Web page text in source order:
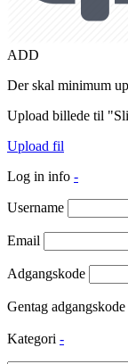
ADD
Der skal minimum
Upload billede til
Upload fil
Log in info -
Username
Email
Adgangskode
Gentag adgangskode
Kategori -